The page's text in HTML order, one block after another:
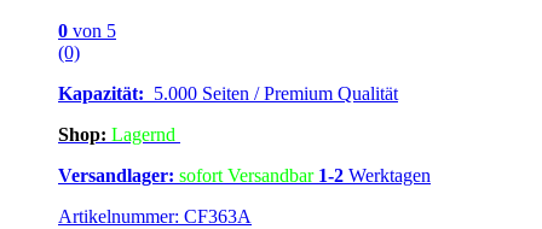
0 von 5
(0)
Kapazität: 5.000 Seiten / Premium Qualität
Shop: Lagernd
Versandlager: sofort Versandbar 1-2 Werktagen
Artikelnummer: CF363A